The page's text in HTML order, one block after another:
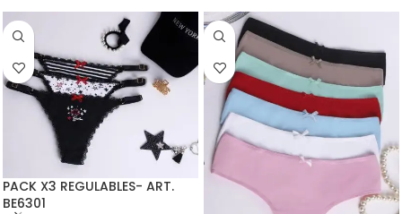
PACK X3 REGULABLES- ART.
BE6301